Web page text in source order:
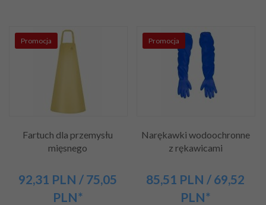
Promocja
Fartuch dla przemysłu
mięsnego
92,31 PLN / 75,05
PLN*
Promocja
Narękawki wodoochronne
z rękawicami
85,51 PLN / 69,52
PLN*